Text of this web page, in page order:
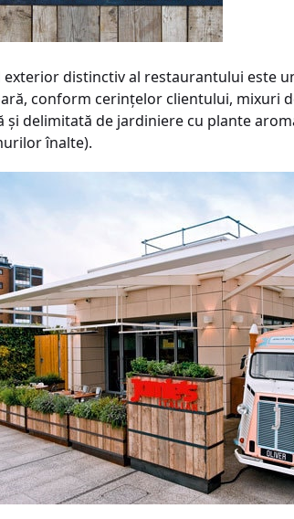
exterior distinctiv al restaurantului este
conform cerinţelor clientului, mixuri
şi delimitată de jardiniere cu plante
înalte).